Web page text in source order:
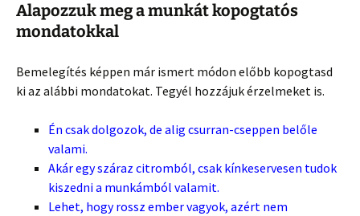
Alapozzuk meg a munkát kopogtatós
mondatokkal
Bemelegítés képpen már ismert módon előbb kopogtasd
ki az alábbi mondatokat. Tegyél hozzájuk érzelmeket is.
Én csak dolgozok, de alig csurran-cseppen belőle
valami.
Akár egy száraz citromból, csak kínkeservesen tudok
kiszedni a munkámból valamit.
Lehet, hogy rossz ember vagyok, azért nem